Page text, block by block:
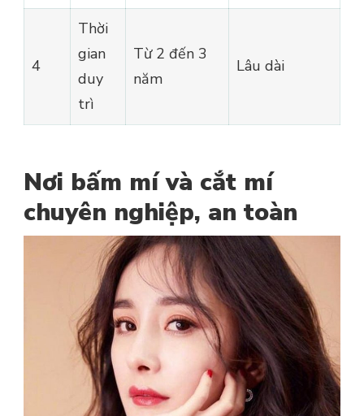
4
Thời
gian
duy
trì
Từ 2 đến 3
năm
Lâu dài
Nơi bấm mí và cắt mí
chuyên nghiệp, an toàn